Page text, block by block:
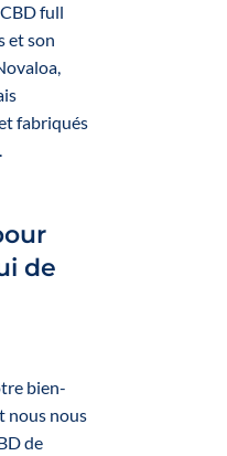
full
et son
fabriqués
de
bien-
nous nous
de